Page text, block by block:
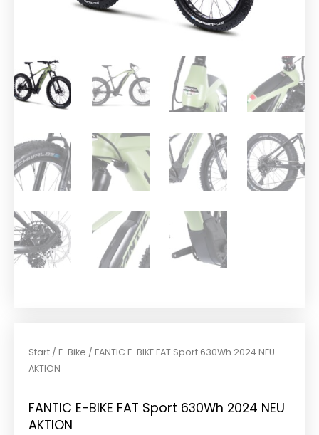
Start / E-Bike / FANTIC E-BIKE FAT Sport 630Wh 2024 NEU
AKTION
FANTIC E-BIKE FAT Sport 630Wh 2024 NEU
AKTION